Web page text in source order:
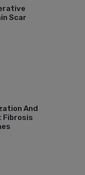
Scar
And
Fibrosis